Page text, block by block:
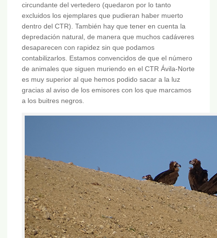
circundante del vertedero (quedaron por lo tanto
excluidos los ejemplares que pudieran haber muerto
dentro del CTR). También hay que tener en cuenta la
depredación natural, de manera que muchos cadáveres
desaparecen con rapidez sin que podamos
contabilizarlos. Estamos convencidos de que el número
de animales que siguen muriendo en el CTR Ávila-Norte
es muy superior al que hemos podido sacar a la luz
gracias al aviso de los emisores con los que marcamos
a los buitres negros.